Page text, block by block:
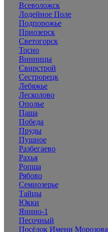
Всеволожск
Лодейное Поле
Подпорожье
Приозерск
Светогорск
Тосно
Винницы
Свирстрой
Сестрорецк
Лебяжье
Лесколово
Ополье
Паша
Победа
Пруды
Пушное
Разбегаево
Рахья
Ропша
Рябово
Семиозерье
Тайцы
Юкки
Янино-1
Песочный
Посёлок Имени Морозова